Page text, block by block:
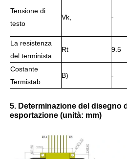
Tensione di
testo
Vk, -
La resistenza
del terminista
Rt 9.5
Costante
Termistab
B) -
5. Determinazione del disegno
esportazione (unità: mm)